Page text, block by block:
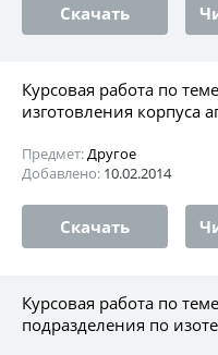
Скачать
Курсовая работа по
изготовления корпуса
Предмет:Другое
Добавлено: 10.02.2014
Скачать
Курсовая работа по
подразделения по